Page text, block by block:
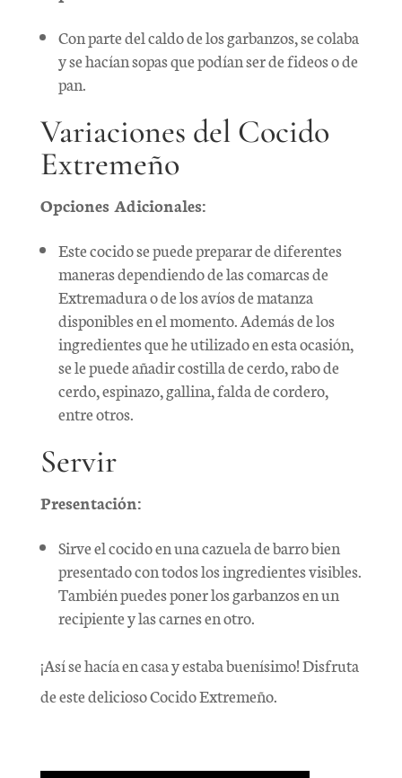
Con parte del caldo de los garbanzos, se colaba
y se hacían sopas que podían ser de fideos o de
pan.
Variaciones del Cocido
Extremeño
Opciones Adicionales:
Este cocido se puede preparar de diferentes
maneras dependiendo de las comarcas de
Extremadura o de los avíos de matanza
disponibles en el momento. Además de los
ingredientes que he utilizado en esta ocasión,
se le puede añadir costilla de cerdo, rabo de
cerdo, espinazo, gallina, falda de cordero,
entre otros.
Servir
Presentación:
Sirve el cocido en una cazuela de barro bien
presentado con todos los ingredientes visibles.
También puedes poner los garbanzos en un
recipiente y las carnes en otro.
¡Así se hacía en casa y estaba buenísimo! Disfruta
de este delicioso Cocido Extremeño.